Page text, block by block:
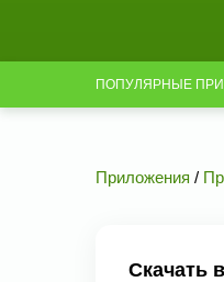
ПОПУЛЯРНЫЕ
Приложения /
Скачать